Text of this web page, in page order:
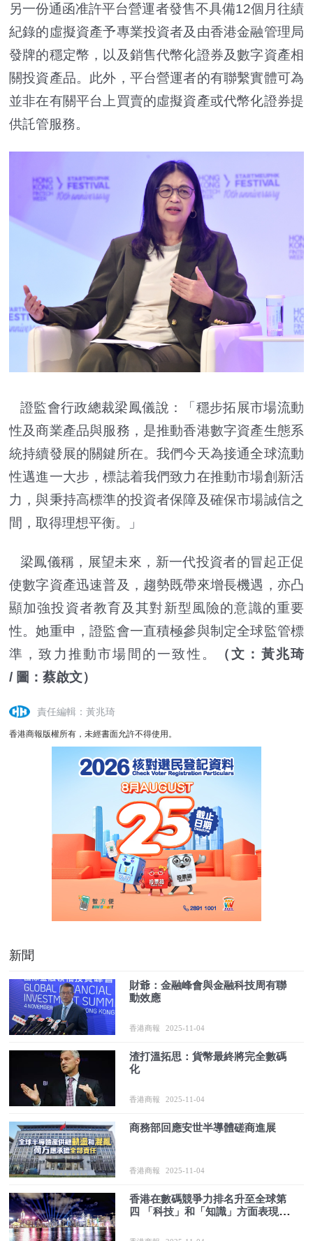
另一份通函准許平台營運者發售不具備12個月往績
紀錄的虛擬資產予專業投資者及由香港金融管理局
發牌的穩定幣，以及銷售代幣化證券及數字資產相
關投資產品。此外，平台營運者的有聯繫實體可為
並非在有關平台上買賣的虛擬資產或代幣化證券提
供託管服務。
證監會行政總裁梁鳳儀說：「穩步拓展市場流動
性及商業產品與服務，是推動香港數字資產生態系
統持續發展的關鍵所在。我們今天為接通全球流動
性邁進一大步，標誌着我們致力在推動市場創新活
力，與秉持高標準的投資者保障及確保市場誠信之
間，取得理想平衡。」
梁鳳儀稱，展望未來，新一代投資者的冒起正促
使數字資產迅速普及，趨勢既帶來增長機遇，亦凸
顯加強投資者教育及其對新型風險的意識的重要
性。她重申，證監會一直積極參與制定全球監管標
準，致力推動市場間的一致性。
（文：黃兆琦
/ 圖：蔡啟文）
責任編輯：黃兆琦
香港商報版權所有，未經書面允許不得使用。
新聞
財爺：金融峰會與金融科技周有聯
動效應
香港商報 2025-11-04
渣打溫拓思：貨幣最終將完全數碼
化
香港商報 2025-11-04
商務部回應安世半導體磋商進展
香港商報 2025-11-04
香港在數碼競爭力排名升至全球第
四 「科技」和「知識」方面表現出